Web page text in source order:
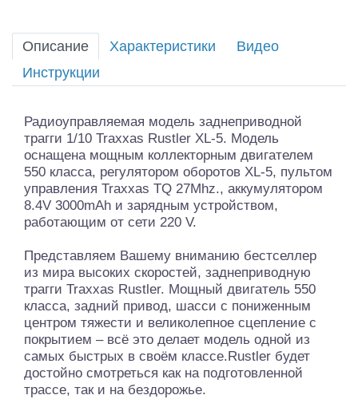
Оптовая продажа запчастей для моделей
Описание Характеристики
Видео
Инструкции
Радиоуправляемая модель заднеприводной
трагги 1/10 Traxxas Rustler XL-5. Модель
оснащена мощным коллекторным двигателем
550 класса, регулятором оборотов XL-5, пультом
управления Traxxas TQ 27Mhz., аккумулятором
8.4V 3000mAh и зарядным устройством,
работающим от сети 220 V.
Представляем Вашему вниманию бестселлер
из мира высоких скоростей, заднеприводную
трагги Traxxas Rustler. Мощный двигатель 550
класса, задний привод, шасси с пониженным
центром тяжести и великолепное сцепление с
покрытием – всё это делает модель одной из
самых быстрых в своём классе.Rustler будет
достойно смотреться как на подготовленной
трассе, так и на бездорожье.